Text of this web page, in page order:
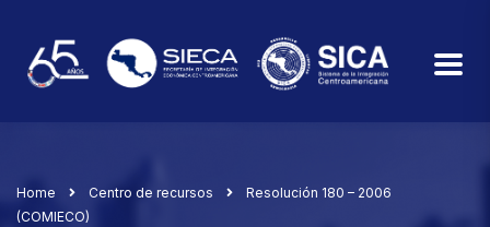
Home Centro de recursos
Resolución 180 – 2006
(COMIECO)